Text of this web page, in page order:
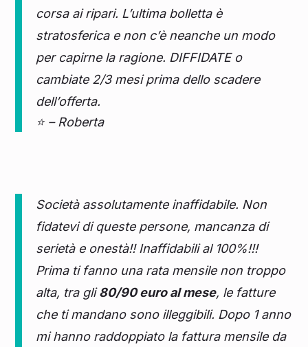
corsa ai ripari. L’ultima bolletta è
stratosferica e non c’è neanche un modo
per capirne la ragione. DIFFIDATE o
cambiate 2/3 mesi prima dello scadere
dell’offerta.
⭐ – Roberta
Società assolutamente inaffidabile. Non
fidatevi di queste persone, mancanza di
serietà e onestà!! Inaffidabili al 100%!!!
Prima ti fanno una rata mensile non troppo
alta, tra gli80/90 euro al mese, le fatture
che ti mandano sono illeggibili. Dopo 1 anno
mi hanno raddoppiato la fattura mensile da